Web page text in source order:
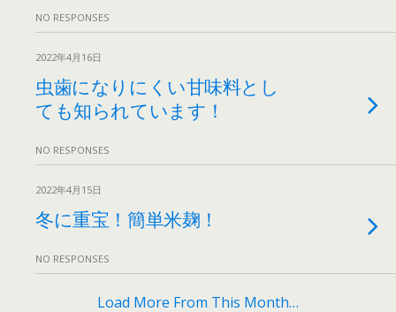
NO RESPONSES
2022年4月16日
虫歯になりにくい甘味料とし
ても知られています！
NO RESPONSES
2022年4月15日
冬に重宝！簡単米麹！
NO RESPONSES
Load More From This Month…